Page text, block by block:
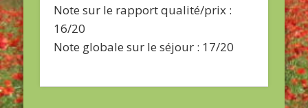
Note sur le rapport qualité/prix :
16/20
Note globale sur le séjour : 17/20